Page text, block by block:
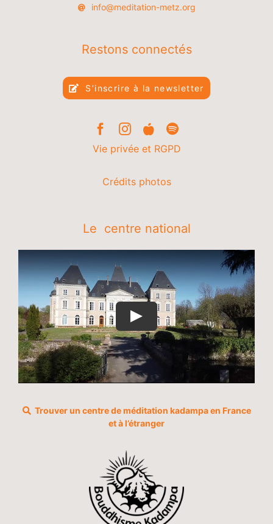
info@meditation-metz.org
Restons connectés
S’inscrire à la newsletter
Vie privée et RGPD
Crédits photos
Le centre national
Trouver un centre de méditation kadampa en France
et à l’étranger